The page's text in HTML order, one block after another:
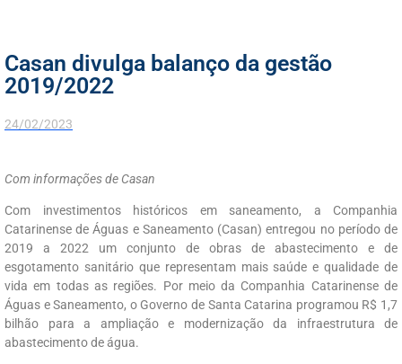
Casan divulga balanço da gestão
2019/2022
24/02/2023
Com informações de Casan
Com investimentos históricos em saneamento, a Companhia
Catarinense de Águas e Saneamento (Casan) entregou no período de
2019 a 2022 um conjunto de obras de abastecimento e de
esgotamento sanitário que representam mais saúde e qualidade de
vida em todas as regiões. Por meio da Companhia Catarinense de
Águas e Saneamento, o Governo de Santa Catarina programou R$ 1,7
bilhão para a ampliação e modernização da infraestrutura de
abastecimento de água.